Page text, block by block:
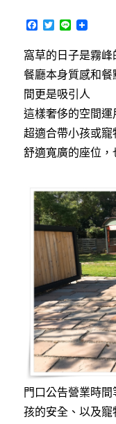
F
c
e
b
o
o
k
T
t
t
e
r
L
n
e
窩草的日子是霧
餐廳本身質感和
間更是吸引人
這樣奢侈的空間
超適合帶小孩或寵
舒適寬廣的座位，
門口公告營業時
孩的安全、以及